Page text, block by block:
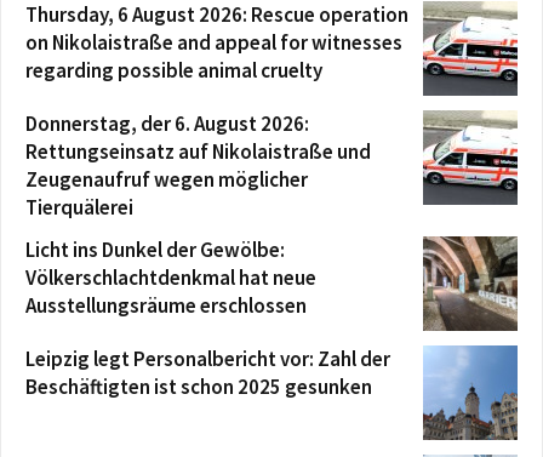
Thursday, 6 August 2026: Rescue operation
on Nikolaistraße and appeal for witnesses
regarding possible animal cruelty
Donnerstag, der 6. August 2026:
Rettungseinsatz auf Nikolaistraße und
Zeugenaufruf wegen möglicher
Tierquälerei
Licht ins Dunkel der Gewölbe:
Völkerschlachtdenkmal hat neue
Ausstellungsräume erschlossen
Leipzig legt Personalbericht vor: Zahl der
Beschäftigten ist schon 2025 gesunken